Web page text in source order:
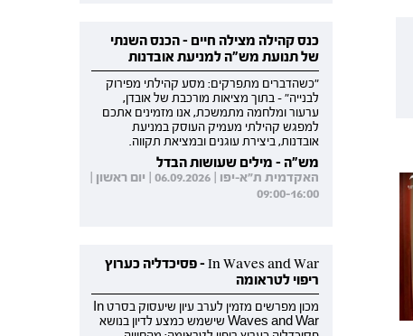
כנס קהילה מצילה חיים - הכנס השנתי
של תנועת מש"ה למניעת אובדנות
"כשהדברים מתפרקים: מסע קהילתי מפירוק
לבנייה" - בתוך מציאות מורכבת של אובדן,
ערעור ומלחמה מתמשכת, אנו מזמינים אתכם
למפגש קהילתי מעמיק העוסק במניעת
אובדנות, ביצירת עוגנים ובמציאת תקווה.
מש"ה - מילים שעושות הבדל
האקדמית ת"א-יפו | 06.09.2026 | יום ראשון |
09:00-16:00
In Waves and War - פסיכדליה כערוץ
ריפוי לטראומה
מכון מפרשים מזמין לערב עיון שיעסוק בסרט In
Waves and War שישמש כמצע לדיון בנושא